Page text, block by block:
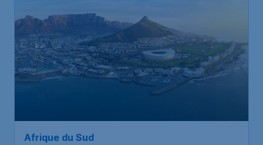
Afrique du Sud